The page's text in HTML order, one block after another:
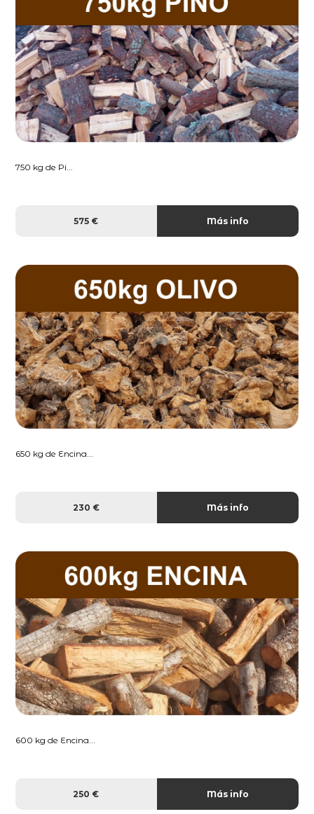
750 kg de Pi...
575 € Más info
650 kg de Encina...
230 € Más info
600 kg de Encina...
250 € Más info